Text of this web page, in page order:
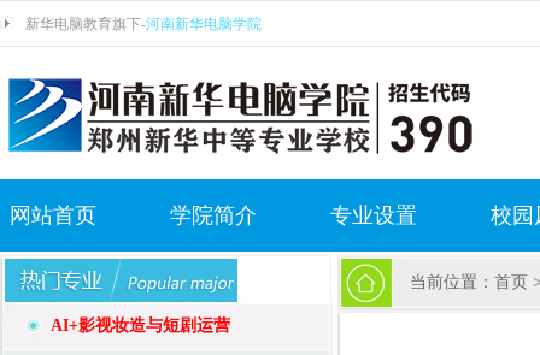
新华电脑教育旗下-河南新华电脑学院
网站首页 学院简介 专业设置 校园
AI+影视妆造与短剧运营
当前位置： 首页